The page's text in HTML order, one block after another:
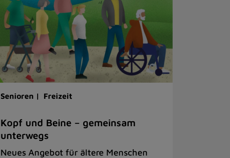
Senioren | Freizeit
Kopf und Beine – gemeinsam
unterwegs
Neues Angebot für ältere Menschen